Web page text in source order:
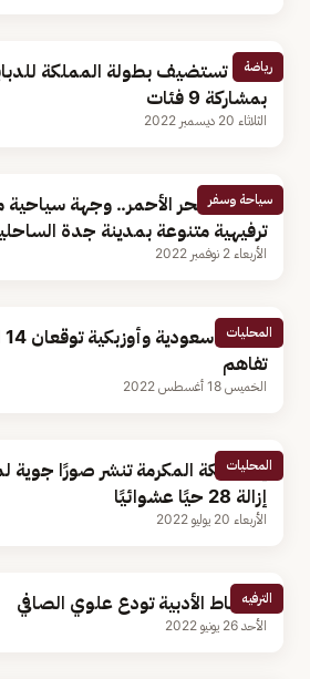
رياضة
جدة تستضيف بطولة المملكة
بمشاركة 9 فئات
الثلاثاء 20 ديسمبر 2022
سياحة وسفر
عروس البحر الأحمر.. وجهة سياحية
ترفيهية متنوعة بمدينة جدة
الأربعاء 2 نوفمبر 2022
المحليات
تفاهم
الخميس 18 أغسطس 2022
المحليات
إمارة مكة المكرمة تنشر صورًا جوية
إزالة 28 حيًا عشوائيًا
الأربعاء 20 يوليو 2022
الترفيه
الأوساط الأدبية تودع علوي الصافي
الأحد 26 يونيو 2022